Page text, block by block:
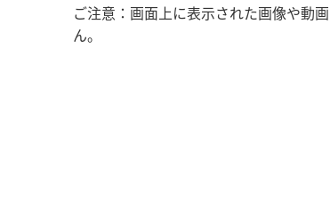
ご注意：画面上に表示された画像や動
ん。